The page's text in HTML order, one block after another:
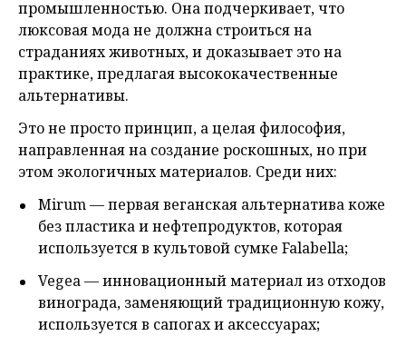
промышленностью. Она подчеркивает, что
люксовая мода не должна строиться на
страданиях животных, и доказывает это на
практике, предлагая высококачественные
альтернативы.
Это не просто принцип, а целая философия,
направленная на создание роскошных, но при
этом экологичных материалов. Среди них:
Mirum — первая веганская альтернатива коже
без пластика и нефтепродуктов, которая
используется в культовой сумке Falabella;
Vegea — инновационный материал из отходов
винограда, заменяющий традиционную кожу,
используется в сапогах и аксессуарах;